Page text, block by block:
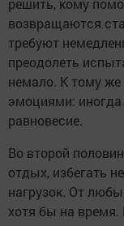
решить, кому
возвращаются
требуют
преодолеть
немало. К тому же
эмоциями:
равновесие.
Во второй
отдых, избегать
нагрузок. От
хотя бы на время.